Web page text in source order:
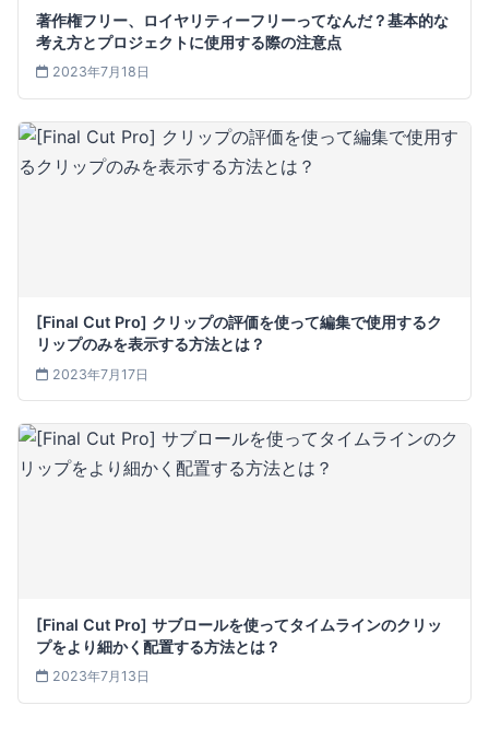
著作権フリー、ロイヤリティーフリーってなんだ？基本的な
考え方とプロジェクトに使用する際の注意点
2023年7月18日
[Final Cut Pro] クリップの評価を使って編集で使用するク
リップのみを表示する方法とは？
2023年7月17日
[Final Cut Pro] サブロールを使ってタイムラインのクリッ
プをより細かく配置する方法とは？
2023年7月13日